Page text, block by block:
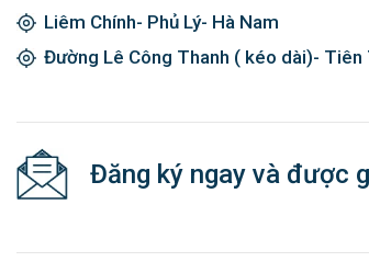
Liêm Chính- Phủ Lý- Hà Nam
Đường Lê Công Thanh ( kéo dài)- Tiên
Đăng ký ngay và được